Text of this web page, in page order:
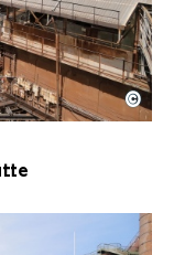
Hütte mit
Hütte | Karl
©